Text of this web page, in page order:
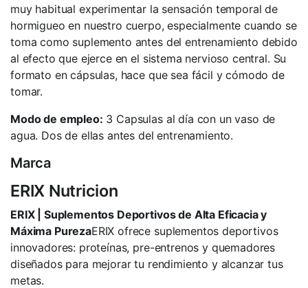
muy habitual experimentar la sensación temporal de
hormigueo en nuestro cuerpo, especialmente cuando se
toma como suplemento antes del entrenamiento debido
al efecto que ejerce en el sistema nervioso central. Su
formato en cápsulas, hace que sea fácil y cómodo de
tomar.
Modo de empleo: 3 Capsulas al día con un vaso de
agua. Dos de ellas antes del entrenamiento.
Marca
ERIX Nutricion
ERIX | Suplementos Deportivos de Alta Eficacia y
Máxima PurezaERIX ofrece suplementos deportivos
innovadores: proteínas, pre-entrenos y quemadores
diseñados para mejorar tu rendimiento y alcanzar tus
metas.